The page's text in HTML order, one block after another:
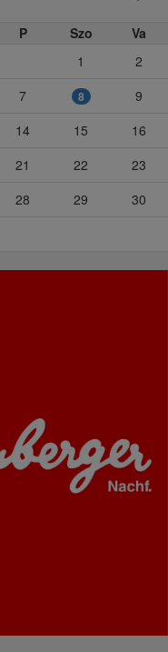
P Szo
Va
1
2
7 8
9
14 15
16
21 22
23
28 29
30